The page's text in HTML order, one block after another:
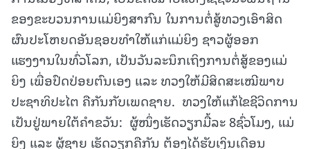
ຂອງຂະບວນການແມ່ຍິງສາກົນ ໃນການຕໍ່ສູ້ທວງເອົາສິດ
ຜົນປະໂຫຍດອັນຊອບທໍາໃຫ້ແກ່ແມ່ຍິງ ຊາວຜູ້ອອກ
ແຮງງານໃນທົ່ວໂລກ, ເປັນວັນລະນຶກເຖິງການຕໍ່ສູ້ຂອງແມ່
ຍິງ ເພື່ອປົດປ່ອຍຕົນເອງ ແລະ ທວງໃຫ້ມີສິດສະເໝີພາບ
ປະຊາທິປະໄຕ ຄືກັນກັບເພດຊາຍ. ທວງໃຫ້ແກ້ໄຂຊີວິດການ
ເປັນຢູ່ພາຍໃຕ້ຄຳຂວັນ: ຜູ້ໜຶ່ງເຮັດວຽກມື້ລະ 8ຊົ່ວໂມງ, ແມ່
ຍິງ ແລະ ຜູ້ຊາຍ ເຮັດວຽກຄືກັນ ຕ້ອງໄດ້ຮັບເງິນເດືອນ